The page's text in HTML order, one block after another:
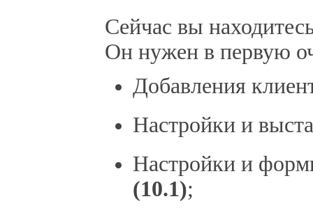
Сейчас вы
Он нужен в первую
Добавления
Настройки и
Настройки и
(10.1);